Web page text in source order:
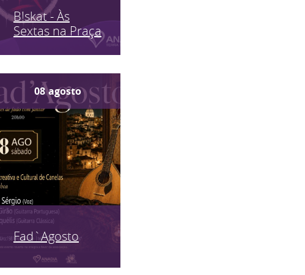
B!skat - Às
Sextas na Praça
08 agosto
Fad`Agosto